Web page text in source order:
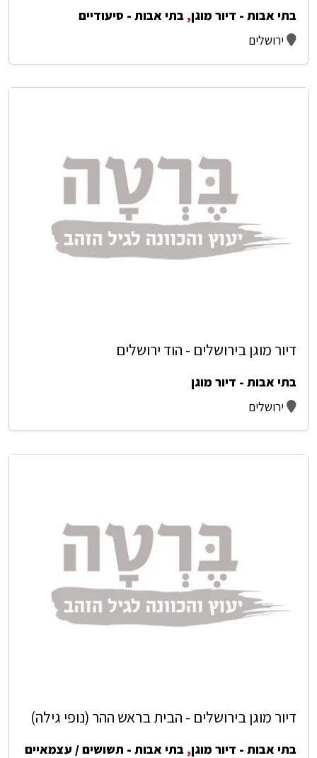
בתי אבות - דיור מוגן, בתי אבות - סיעודיים
ירושלים
דיור מוגן בירושלים - הוד ירושלים
בתי אבות - דיור מוגן
ירושלים
דיור מוגן בירושלים - הבית בראש ההר (נופי גילה)
בתי אבות - דיור מוגן, בתי אבות - תשושים / עצמאיים